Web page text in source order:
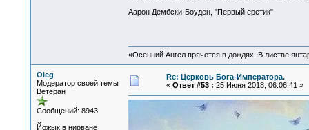
Аарон Дембски-Боуден, "Первый еретик"
«Осенний Ангел прячется в дождях. В листве
Oleg
Модератор своей темы
Ветеран
Сообщений: 8943
Йожык в нирване
Re: Церковь Бога-Императора.
« Ответ #53 : 25 Июня 2018, 06:06:41 »